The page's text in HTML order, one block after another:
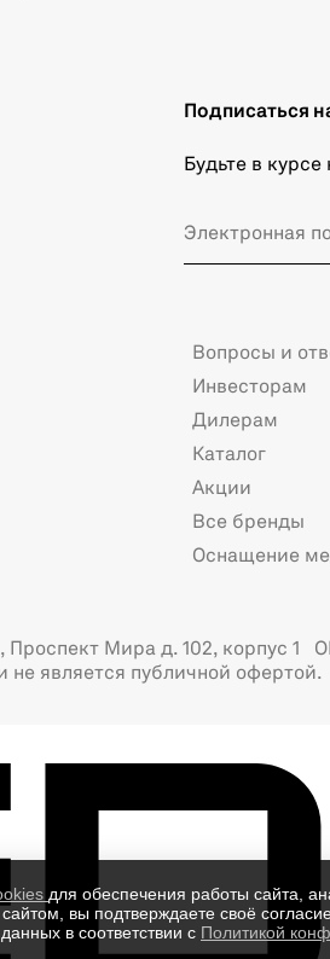
Подписаться
Будьте в
Вопросы и
Инвесторам
Дилерам
Каталог
Акции
Все бренды
Оснащение
Мира д. 102, корпус 1
является публичной офертой.
для обеспечения работы сайта,
вы подтверждаете своё
в соответствии с Политикой